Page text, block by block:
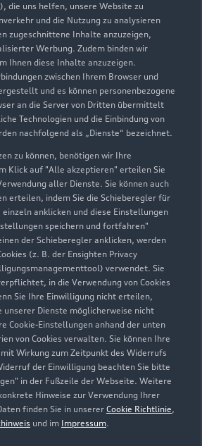
die uns helfen, unsere Website zu
und die Nutzung zu analysieren
zugeschnittene Inhalte anzuzeigen,
Werbung. Zudem binden wir
Ihnen diese Inhalte anzuzeigen.
zwischen Ihrem Browser und
und es können personenbezogene
an die Server von Dritten übermittelt
Technologien und die Einbindung von
nachfolgend als „Dienste“ bezeichnet.
zu können, benötigen wir Ihre
Klick auf "Alle akzeptieren" erteilen Sie
aller Dienste. Sie können auch
erteilen, indem Sie die Schieberegler für
einzeln anklicken und diese Einstellungen
speichern und fortfahren"
der Schieberegler anklicken, werden
(z. B. der Ensighten Privacy
verwendet. Sie
in die Verwendung von Cookies
Sie Ihre Einwilligung nicht erteilen,
unserer Dienste möglicherweise nicht
Cookie-Einstellungen anhand der unten
von Cookies verwalten. Sie können Ihre
Wirkung zum Zeitpunkt des Widerrufs
der Einwilligung beachten Sie bitte
in der Fußzeile der Webseite. Weitere
Hinweise zur Verwendung Ihrer
finden Sie in unserer Cookie Richtlinie,
und im Impressum.
Straße 69
mobile.de
herunterladen
,öffnet amSamstag 08:30